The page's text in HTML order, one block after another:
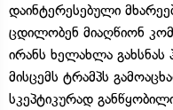
დაინტერესებული
ცდილობენ მიაღწიონ
ირანს ხელახლა გახსნას
მისცემს ტრამპს
სკეპტიკურად